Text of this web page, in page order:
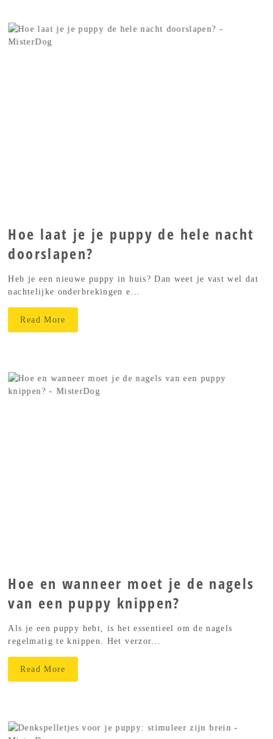
Hoe laat je je puppy de hele nacht
doorslapen?
Heb je een nieuwe puppy in huis? Dan weet je vast wel dat
nachtelijke onderbrekingen e...
Read More
Hoe en wanneer moet je de nagels
van een puppy knippen?
Als je een puppy hebt, is het essentieel om de nagels
regelmatig te knippen. Het verzor...
Read More